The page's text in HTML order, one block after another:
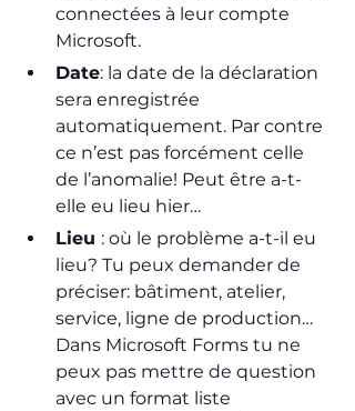
connectées à leur compte
Microsoft.
Date: la date de la déclaration
sera enregistrée
automatiquement. Par contre
ce n’est pas forcément celle
de l’anomalie! Peut être a-t-
elle eu lieu hier…
Lieu : où le problème a-t-il eu
lieu? Tu peux demander de
préciser: bâtiment, atelier,
service, ligne de production…
Dans Microsoft Forms tu ne
peux pas mettre de question
avec un format liste